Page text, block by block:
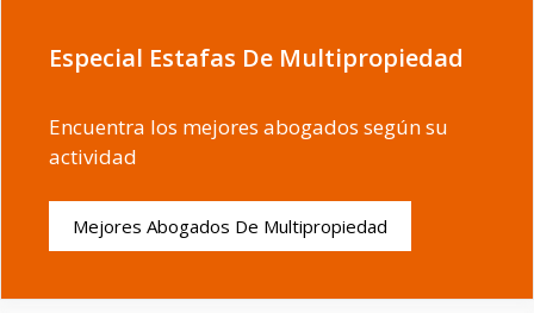
Especial Estafas De Multipropiedad
Encuentra los mejores abogados según su
actividad
Mejores Abogados De Multipropiedad